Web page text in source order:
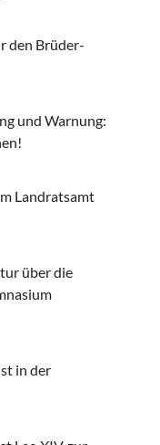
den Brüder-
und Warnung:
Landratsamt
über die
in der